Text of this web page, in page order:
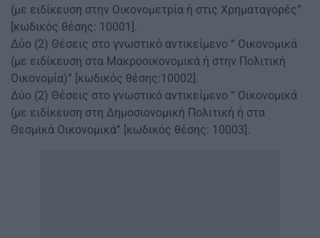
(με ειδίκευση στην Οικονομετρία ή στις Χρηματαγορές”
[κωδικός θέσης: 10001].
Δύο (2) Θέσεις στο γνωστικό αντικείμενο “ Οικονομικά
(με ειδίκευση στα Μακροοικονομικά ή στην Πολιτική
Οικονομία)” [κωδικός θέσης:10002].
Δύο (2) Θέσεις στο γνωστικό αντικείμενο “ Οικονομικά
(με ειδίκευση στη Δημοσιονομική Πολιτική ή στα
Θεσμικά Οικονομικά” [κωδικός θέσης: 10003].